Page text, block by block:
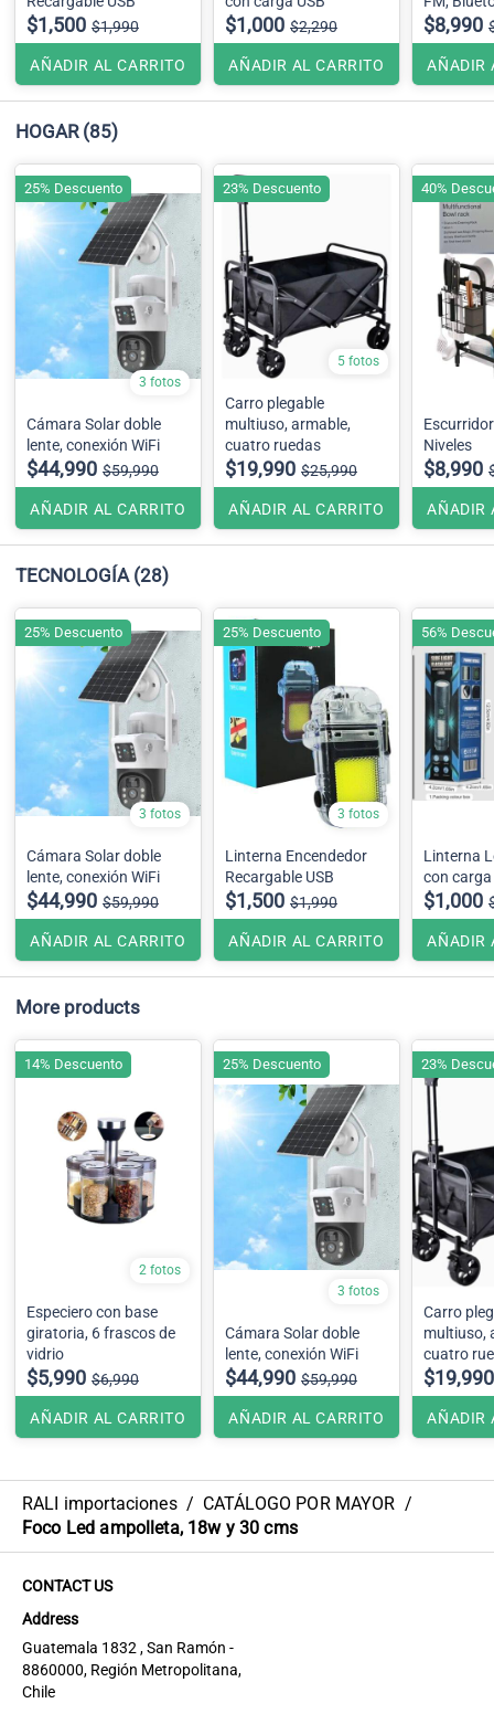
$1,500 $1,990
AÑADIR AL CARRITO
$1,000 $2,290
AÑADIR AL CARRITO
entrada
cuenta
opción
$8,990
AÑADIR
HOGAR (85)
3 fotos
Cámara Solar doble
lente, conexión WiFi
$44,990 $59,990
AÑADIR AL CARRITO
25% Descuento
5 fotos
Carro plegable
multiuso, armable,
cuatro ruedas
$19,990 $25,990
AÑADIR AL CARRITO
23% Descuento
Niveles
$8,990
AÑADIR
40%
TECNOLOGÍA (28)
3 fotos
Cámara Solar doble
lente, conexión WiFi
$44,990 $59,990
AÑADIR AL CARRITO
25% Descuento
3 fotos
Linterna Encendedor
Recargable USB
$1,500 $1,990
AÑADIR AL CARRITO
25% Descuento
Linterna
con carga
$1,000
AÑADIR
56%
More products
2 fotos
Especiero con base
giratoria, 6 frascos de
vidrio
$5,990 $6,990
AÑADIR AL CARRITO
14% Descuento
3 fotos
Cámara Solar doble
lente, conexión WiFi
$44,990 $59,990
AÑADIR AL CARRITO
25% Descuento
Carro
multiuso,
cuatro
$19,990
AÑADIR
23%
RALI importaciones / CATÁLOGO POR MAYOR /
Foco Led ampolleta, 18w y 30 cms
CONTACT US
Address
Guatemala 1832 , San Ramón -
8860000, Región Metropolitana,
Chile